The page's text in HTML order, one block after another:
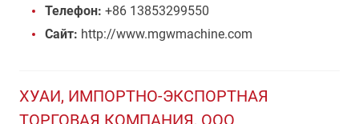
Телефон: +86 13853299550
Сайт: http://www.mgwmachine.com
ХУАИ, ИМПОРТНО-ЭКСПОРТНАЯ
ТОРГОВАЯ КОМПАНИЯ, ООО